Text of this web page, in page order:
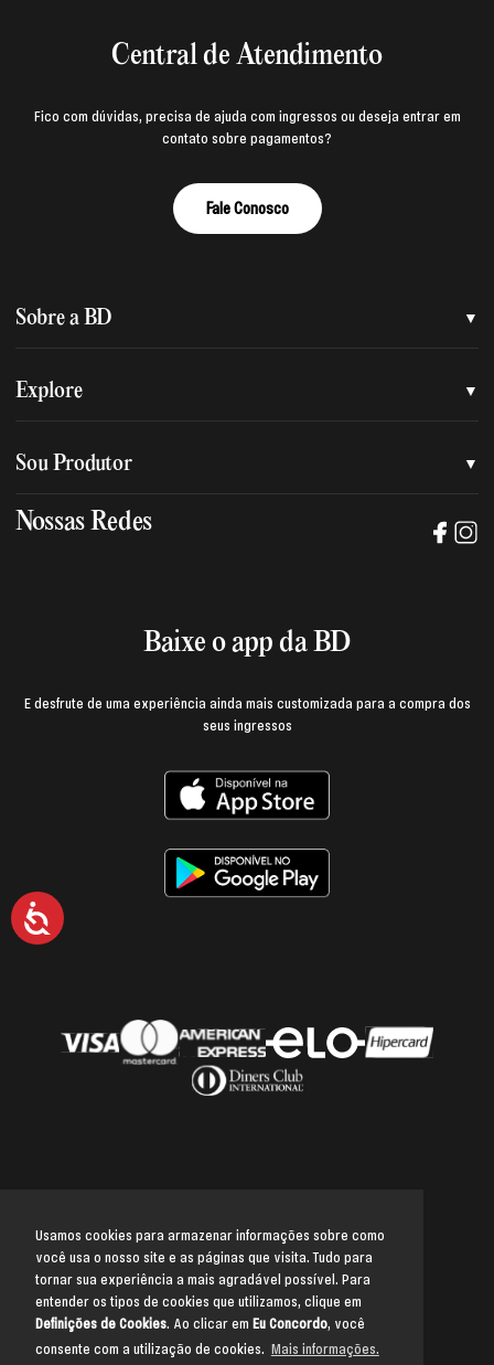
Usamos cookies para armazenar informações sobre como
você usa o nosso site e as páginas que visita. Tudo para
tornar sua experiência a mais agradável possível. Para
entender os tipos de cookies que utilizamos, clique em
Definições de Cookies. Ao clicar em Eu Concordo, você
consente com a utilização de cookies. Mais informações.
Acessibilidade
Central de Atendimento
Fico com dúvidas, precisa de ajuda com ingressos ou deseja entrar em
contato sobre pagamentos?
Fale Conosco
Sobre a BD
Quem somos
Política de privacidade
Explore
Assessoria de imprensa
Trabalhe na BD
Sou Produtor
Manual de mídia e da marca BD
Nossas Redes
Baixe o app da BD
E desfrute de uma experiência ainda mais customizada para a compra dos
seus ingressos
Voltar para o topo